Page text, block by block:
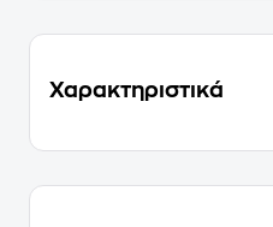
Χαρακτηριστικά